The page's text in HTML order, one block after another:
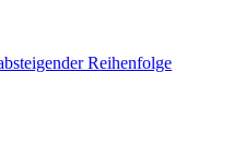
Reihenfolge